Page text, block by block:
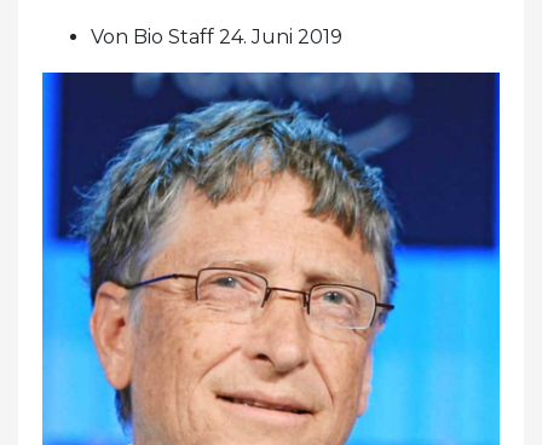
Von Bio Staff 24. Juni 2019